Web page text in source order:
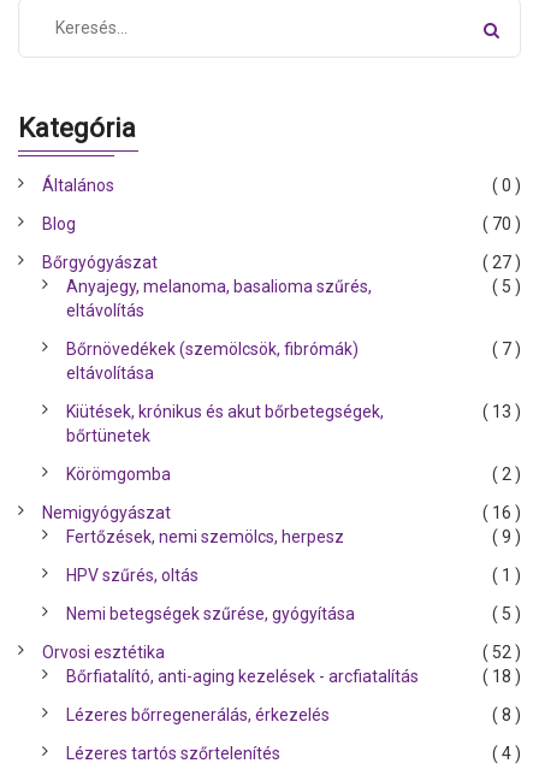
Kategória
Általános
( 0 )
Blog
( 70 )
Bőrgyógyászat
( 27 )
Anyajegy, melanoma, basalioma szűrés,
eltávolítás
( 5 )
Bőrnövedékek (szemölcsök, fibrómák)
eltávolítása
( 7 )
Kiütések, krónikus és akut bőrbetegségek,
bőrtünetek
( 13 )
Körömgomba
( 2 )
Nemigyógyászat
( 16 )
Fertőzések, nemi szemölcs, herpesz
( 9 )
HPV szűrés, oltás
( 1 )
Nemi betegségek szűrése, gyógyítása
( 5 )
Orvosi esztétika
( 52 )
Bőrfiatalító, anti-aging kezelések - arcfiatalítás
( 18 )
Lézeres bőrregenerálás, érkezelés
( 8 )
Lézeres tartós szőrtelenítés
( 4 )